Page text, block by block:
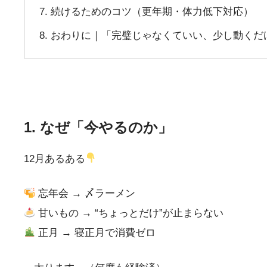
続けるためのコツ（更年期・体力低下対応）
おわりに｜「完璧じゃなくていい、少し動くだ
1. なぜ「今やるのか」
12月あるある
忘年会 → 〆ラーメン
甘いもの → “ちょっとだけ”が止まらない
正月 → 寝正月で消費ゼロ